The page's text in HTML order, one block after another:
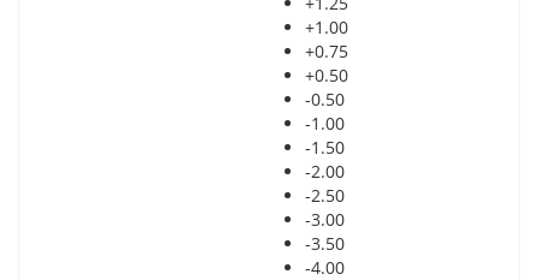
+1.00
+0.75
+0.50
-0.50
-1.00
-1.50
-2.00
-2.50
-3.00
-3.50
-4.00